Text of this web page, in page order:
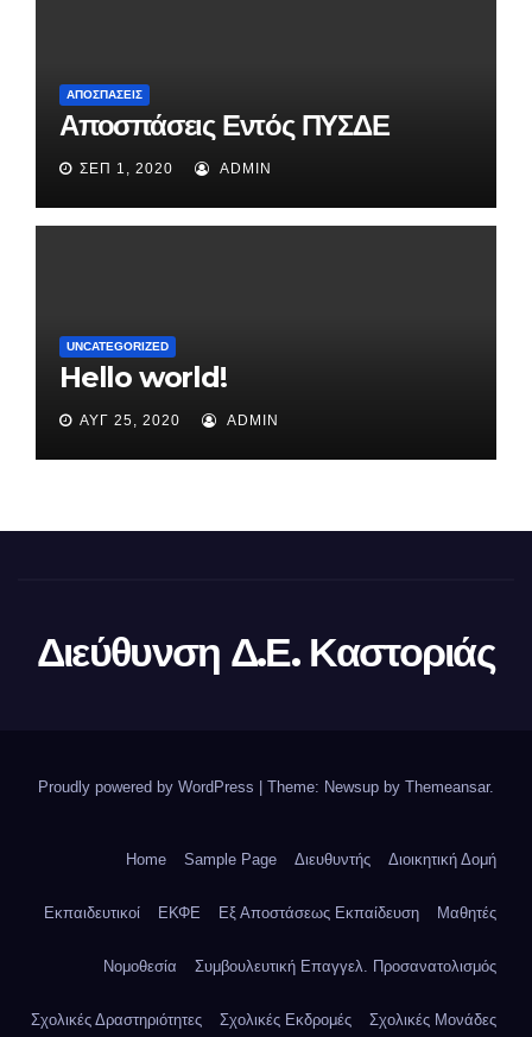
ΑΠΟΣΠΆΣΕΙΣ
Αποσπάσεις Εντός ΠΥΣΔΕ
ΣΕΠ 1, 2020 ADMIN
UNCATEGORIZED
Hello world!
ΑΥΓ 25, 2020 ADMIN
Διεύθυνση Δ.Ε. Καστοριάς
Proudly powered by WordPress Theme: Newsup by Themeansar.
Home Sample Page Διευθυντής Διοικητική Δομή
Εκπαιδευτικοί ΕΚΦΕ Εξ Αποστάσεως Εκπαίδευση Μαθητές
Νομοθεσία Συμβουλευτική Επαγγελ. Προσανατολισμός
Σχολικές Δραστηριότητες Σχολικές Εκδρομές Σχολικές Μονάδες